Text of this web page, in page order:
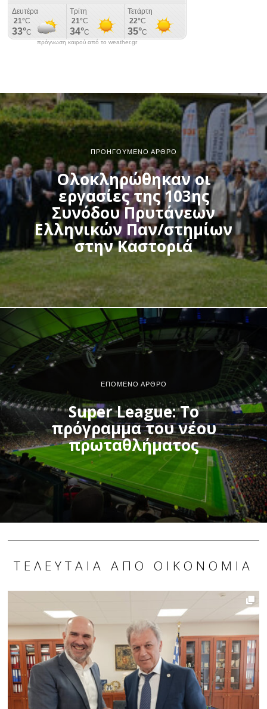
πρόγνωση καιρού από το weather.gr
ΠΡΟΗΓΟΎΜΕΝΟ ΆΡΘΡΟ
Ολοκληρώθηκαν οι
εργασίες της 103ης
Συνόδου Πρυτάνεων
Ελληνικών Παν/στημίων
στην Καστοριά
ΕΠΌΜΕΝΟ ΆΡΘΡΟ
Super League: Το
πρόγραμμα του νέου
πρωταθλήματος
ΤΕΛΕΥΤΑΊΑ ΑΠΌ ΟΙΚΟΝΟΜΊΑ